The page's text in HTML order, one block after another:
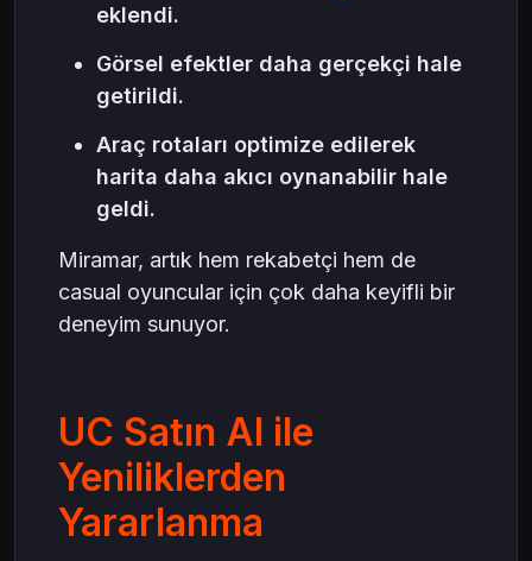
eklendi.
Görsel efektler daha gerçekçi hale
getirildi.
Araç rotaları optimize edilerek
harita daha akıcı oynanabilir hale
geldi.
Miramar, artık hem rekabetçi hem de
casual oyuncular için çok daha keyifli bir
deneyim sunuyor.
UC Satın Al ile
Yeniliklerden
Yararlanma